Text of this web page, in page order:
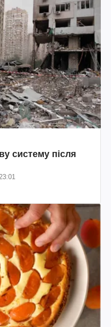
систему після